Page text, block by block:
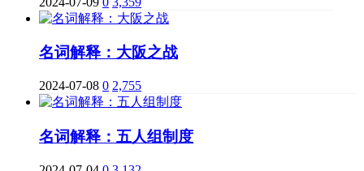
名词解释：大阪之战
2024-07-08 0 2,755
名词解释：五人组制度